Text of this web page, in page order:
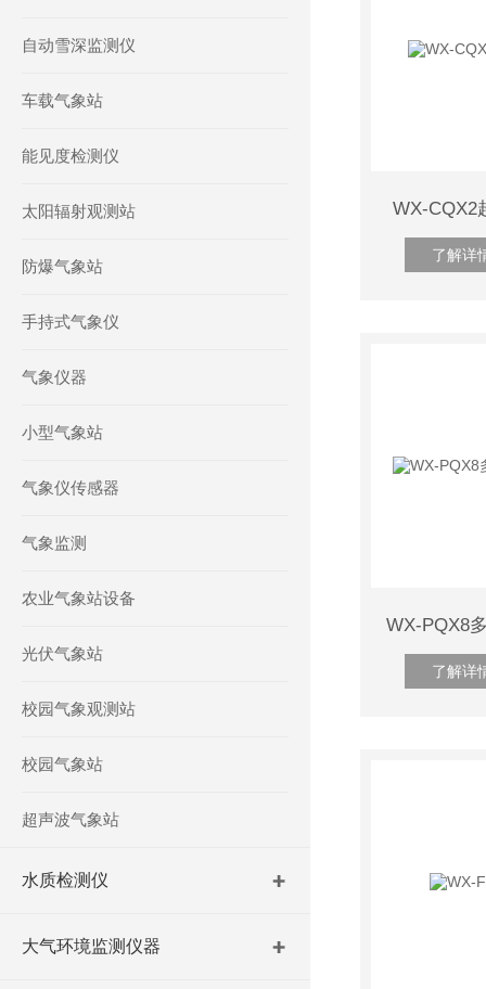
自动雪深监测仪
车载气象站
能见度检测仪
太阳辐射观测站
防爆气象站
手持式气象仪
气象仪器
小型气象站
气象仪传感器
气象监测
农业气象站设备
光伏气象站
校园气象观测站
校园气象站
超声波气象站
水质检测仪
大气环境监测仪器
WX-CQX2
了解详
了解详